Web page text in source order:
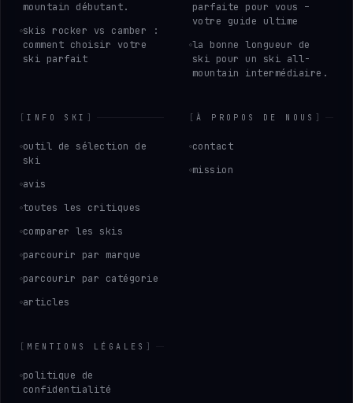
mountain débutant.
skis rocker vs camber :
comment choisir votre
ski parfait
parfaite pour vous –
votre guide ultime
la bonne longueur de
ski pour un ski all-
mountain intermédiaire.
[INFO SKI ]
outil de sélection de
ski
avis
toutes les critiques
comparer les skis
parcourir par marque
parcourir par catégorie
articles
[À PROPOS DE NOUS ]
contact
mission
[ MENTIONS LÉGALES ]
politique de
confidentialité